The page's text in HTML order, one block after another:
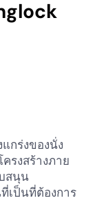
กร่งของนั่ง
รงสร้างภาย
สนุน
เป็นที่ต้องการ